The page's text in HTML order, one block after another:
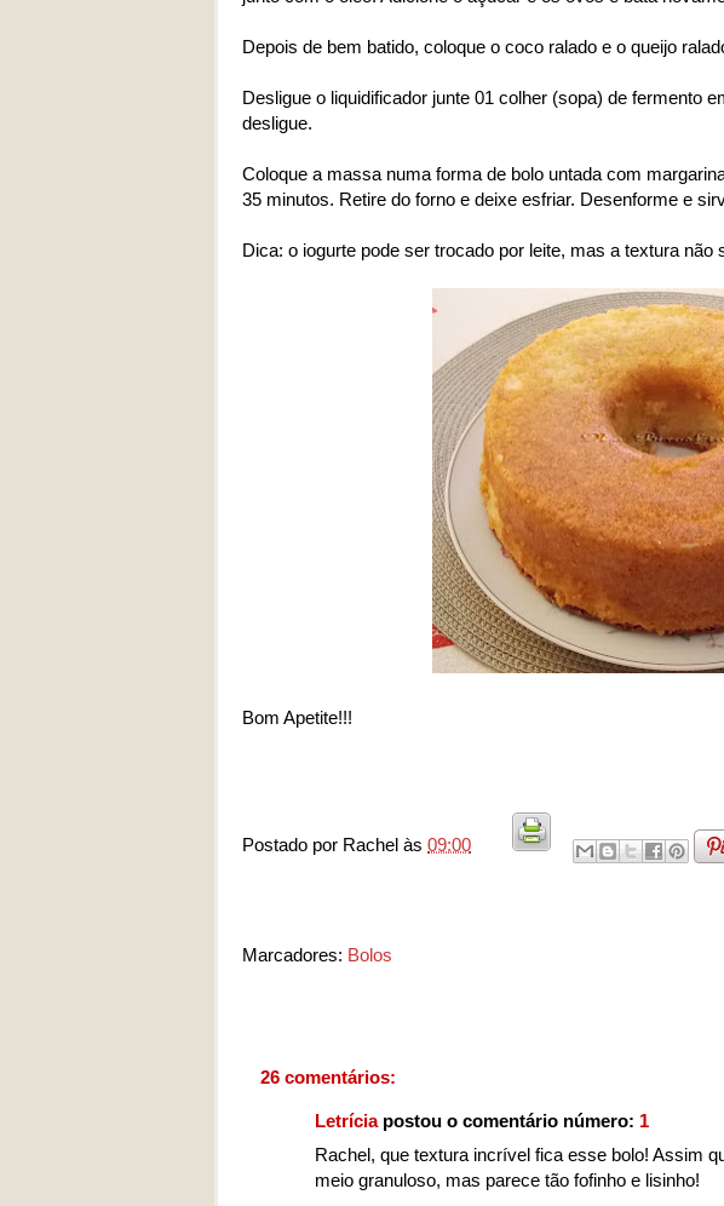
Depois de bem batido, coloque o coco ralado e o queijo
Desligue o liquidificador junte 01 colher (sopa) de fermento
desligue.
Coloque a massa numa forma de bolo untada com
35 minutos. Retire do forno e deixe esfriar. Desenforme e
Dica: o iogurte pode ser trocado por leite, mas a textura não
Bom Apetite!!!
Postado por Rachel às 09:00
Marcadores: Bolos
26 comentários:
Letríciapostou o comentário número: 1
Rachel, que textura incrível fica esse bolo! Assim
meio granuloso, mas parece tão fofinho e lisinho!